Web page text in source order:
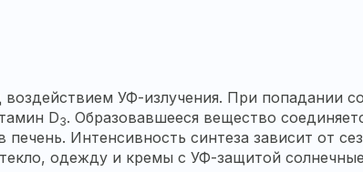
УФ-излучения. При попадании
D3. Образовавшееся вещество
Интенсивность синтеза зависит от
одежду и кремы с УФ-защитой